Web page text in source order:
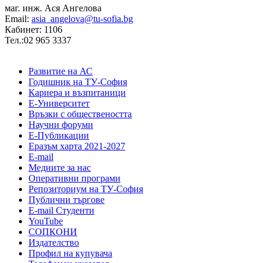
маг. инж. Ася Ангелова
Email: asia_angelova@tu-sofia.bg
Кабинет: 1106
Тел.:02 965 3337
Развитие на АС
Годишник на ТУ-София
Кариера и възпитаници
Е-Университет
Връзки с обществеността
Научни форуми
Е-Публикации
Еразъм харта 2021-2027
E-mail
Медиите за нас
Оперативни програми
Репозиториум на ТУ-София
Публични търгове
Е-mail Студенти
YouTube
СОПКОНИ
Издателство
Профил на купувача